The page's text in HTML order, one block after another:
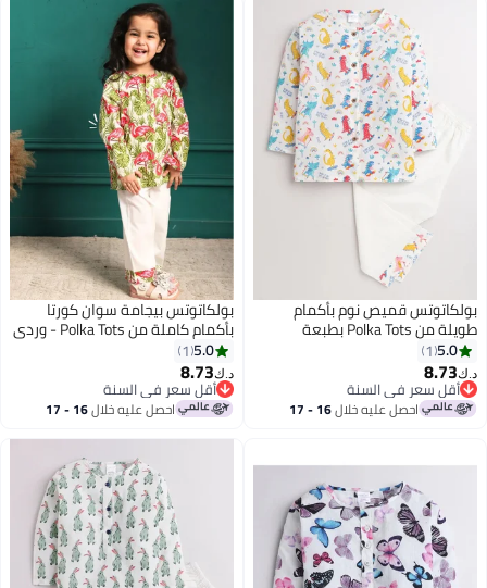
6
بولكاتوتس قميص نوم بأكمام
طويلة من Polka Tots بطبعة
ديناصور - أبيض
5.0
1
د.ك‏8.73
أقل سعر في السنة
أقل سعر في السنة
احصل عليه خلال 16 - 17
7
بولكاتوتس بيجامة سوان كورتا
بأكمام كاملة من Polka Tots - وردي
5.0
1
د.ك‏8.73
أقل سعر في السنة
أقل سعر في السنة
احصل عليه خلال 16 - 17